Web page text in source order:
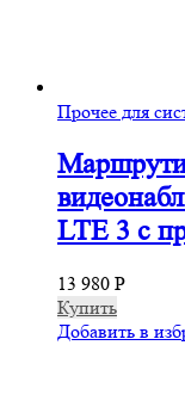
Прочее для
LTE 3 с
13 980 Р
Купить
Добавить в